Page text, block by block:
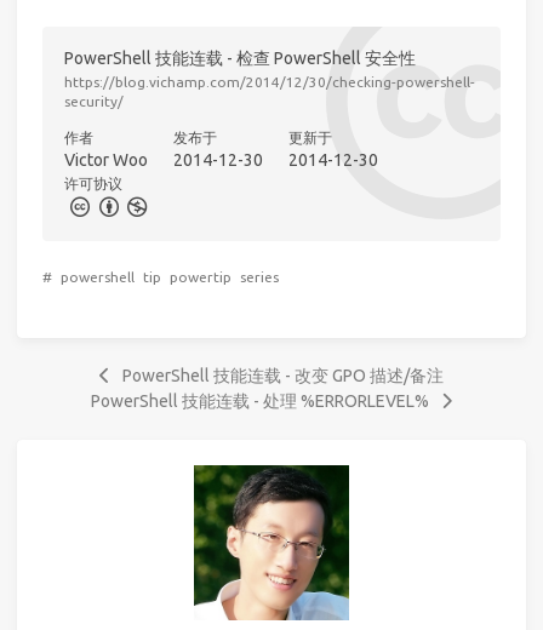
PowerShell 技能连载 - 检查 PowerShell 安全性
https://blog.vichamp.com/2014/12/30/checking-powershell-
security/
作者
Victor Woo
发布于
2014-12-30
更新于
2014-12-30
许可协议
# powershell tip powertip series
PowerShell 技能连载 - 改变 GPO 描述/备注
PowerShell 技能连载 - 处理 %ERRORLEVEL%